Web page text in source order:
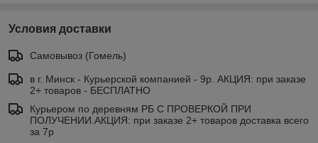
Условия доставки
Самовывоз (Гомель)
в г. Минск - Курьерской компанией - 9р. АКЦИЯ: при заказе
2+ товаров - БЕСПЛАТНО
Курьером по деревням РБ С ПРОВЕРКОЙ ПРИ
ПОЛУЧЕНИИ.АКЦИЯ: при заказе 2+ товаров доставка всего
за 7р